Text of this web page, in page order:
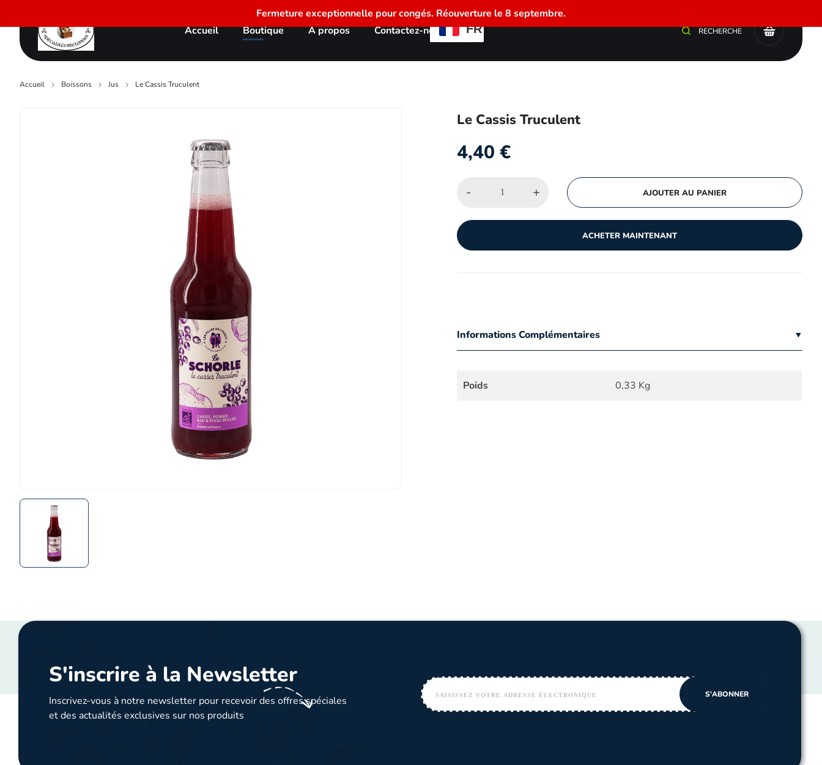
Fermeture exceptionnelle pour congés. Réouverture le 8 septembre.
Accueil
Boutique À propos Contactez-nous FR RECHERCHE
Accueil Boissons Jus Le Cassis Truculent
Le Cassis Truculent
4,40 €
- + AJOUTER AU PANIER
ACHETER MAINTENANT
Informations Complémentaires
Poids 0,33 Kg
S'inscrire à la Newsletter
Inscrivez-vous à notre newsletter pour recevoir des offres spéciales
et des actualités exclusives sur nos produits